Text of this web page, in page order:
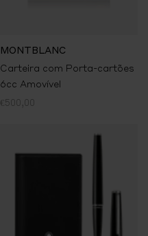
MONTBLANC
Carteira com Porta-cartões
6cc Amovível
€500,00